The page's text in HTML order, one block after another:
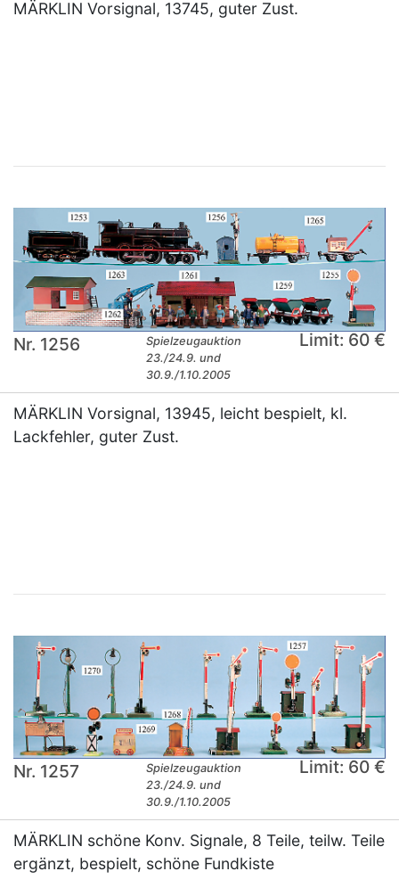
MÄRKLIN Vorsignal, 13745, guter Zust.
Nr. 1256
Spielzeugauktion
23./24.9. und
30.9./1.10.2005
Limit: 60 €
MÄRKLIN Vorsignal, 13945, leicht bespielt, kl.
Lackfehler, guter Zust.
Nr. 1257
Spielzeugauktion
23./24.9. und
30.9./1.10.2005
Limit: 60 €
MÄRKLIN schöne Konv. Signale, 8 Teile, teilw. Teile
ergänzt, bespielt, schöne Fundkiste